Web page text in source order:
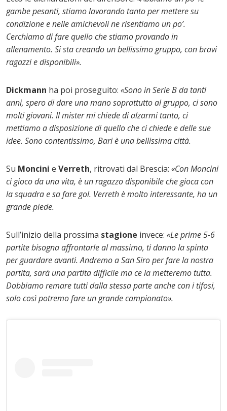
gambe pesanti, stiamo lavorando tanto per mettere su
condizione e nelle amichevoli ne risentiamo un po’.
Cerchiamo di fare quello che stiamo provando in
allenamento. Si sta creando un bellissimo gruppo, con bravi
ragazzi e disponibili».
Dickmann ha poi proseguito: «Sono in Serie B da tanti
anni, spero di dare una mano soprattutto al gruppo, ci sono
molti giovani. Il mister mi chiede di alzarmi tanto, ci
mettiamo a disposizione di quello che ci chiede e delle sue
idee. Sono contentissimo, Bari è una bellissima città.
Su Moncini e Verreth, ritrovati dal Brescia: «Con Moncini
ci gioco da una vita, è un ragazzo disponibile che gioca con
la squadra e sa fare gol. Verreth è molto interessante, ha un
grande piede.
Sull’inizio della prossima stagione invece: «Le prime 5-6
partite bisogna affrontarle al massimo, ti danno la spinta
per guardare avanti. Andremo a San Siro per fare la nostra
partita, sarà una partita difficile ma ce la metteremo tutta.
Dobbiamo remare tutti dalla stessa parte anche con i tifosi,
solo così potremo fare un grande campionato».